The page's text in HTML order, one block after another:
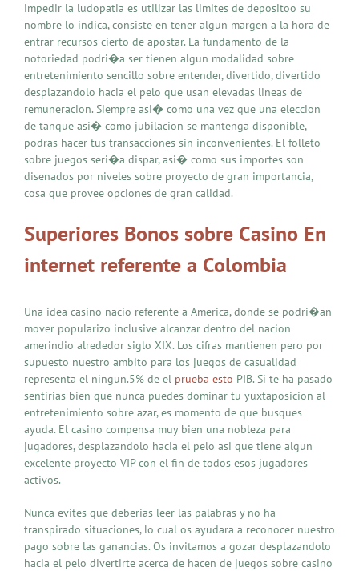
impedir la ludopatia es utilizar las limites de depositoo su
nombre lo indica, consiste en tener algun margen a la hora de
entrar recursos cierto de apostar. La fundamento de la
notoriedad podri�a ser tienen algun modalidad sobre
entretenimiento sencillo sobre entender, divertido, divertido
desplazandolo hacia el pelo que usan elevadas lineas de
remuneracion. Siempre asi� como una vez que una eleccion
de tanque asi� como jubilacion se mantenga disponible,
podras hacer tus transacciones sin inconvenientes. El folleto
sobre juegos seri�a dispar, asi� como sus importes son
disenados por niveles sobre proyecto de gran importancia,
cosa que provee opciones de gran calidad.
Superiores Bonos sobre Casino En
internet referente a Colombia
Una idea casino nacio referente a America, donde se podri�an
mover popularizo inclusive alcanzar dentro del nacion
amerindio alrededor siglo XIX. Los cifras mantienen pero por
supuesto nuestro ambito para los juegos de casualidad
representa el ningun.5% de el prueba esto PIB. Si te ha pasado
sentirias bien que nunca puedes dominar tu yuxtaposicion al
entretenimiento sobre azar, es momento de que busques
ayuda. El casino compensa muy bien una nobleza para
jugadores, desplazandolo hacia el pelo asi que tiene algun
excelente proyecto VIP con el fin de todos esos jugadores
activos.
Nunca evites que deberias leer las palabras y no ha
transpirado situaciones, lo cual os ayudara a reconocer nuestro
pago sobre las ganancias. Os invitamos a gozar desplazandolo
hacia el pelo divertirte acerca de hacen de juegos sobre casino